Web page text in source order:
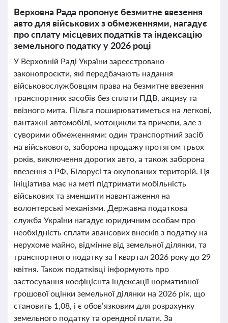
Верховна Рада пропонує безмитне ввезення
авто для військових з обмеженнями, нагадує
про сплату місцевих податків та індексацію
земельного податку у 2026 році
У Верховній Раді України зареєстровано
законопроєкти, які передбачають надання
військовослужбовцям права на безмитне ввезення
транспортних засобів без сплати ПДВ, акцизу та
ввізного мита. Пільга поширюватиметься на легкові,
вантажні автомобілі, мотоцикли та причепи, але з
суворими обмеженнями: один транспортний засіб
на військового, заборона продажу протягом трьох
років, виключення дорогих авто, а також заборона
ввезення з РФ, Білорусі та окупованих територій. Ця
ініціатива має на меті підтримати мобільність
військових та зменшити навантаження на
волонтерські механізми. Державна податкова
служба України нагадує юридичним особам про
необхідність сплати авансових внесків з податку на
нерухоме майно, відмінне від земельної ділянки, та
транспортного податку за І квартал 2026 року до 29
квітня. Також податківці інформують про
застосування коефіцієнта індексації нормативної
грошової оцінки земельної ділянки на 2026 рік, що
становить 1,08, і є обов’язковим для розрахунку
земельного податку та орендної плати. За